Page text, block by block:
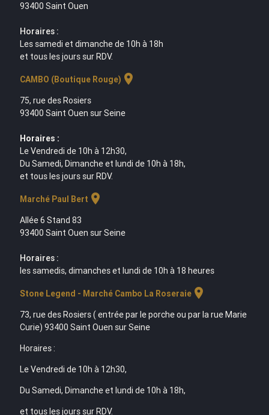
93400 Saint Ouen
Horaires :
Les samedi et dimanche de 10h à 18h
et tous les jours sur RDV.
CAMBO (Boutique Rouge) location_on
75, rue des Rosiers
93400 Saint Ouen sur Seine
Horaires :
Le Vendredi de 10h à 12h30,
Du Samedi, Dimanche et lundi de 10h à 18h,
et tous les jours sur RDV.
Marché Paul Bert location_on
Allée 6 Stand 83
93400 Saint Ouen sur Seine
Horaires :
les samedis, dimanches et lundi de 10h à 18 heures
Stone Legend - Marché Cambo La Roseraielocation_on
73, rue des Rosiers ( entrée par le porche ou par la rue Marie
Curie) 93400 Saint Ouen sur Seine
Horaires :
Le Vendredi de 10h à 12h30,
Du Samedi, Dimanche et lundi de 10h à 18h,
et tous les jours sur RDV.